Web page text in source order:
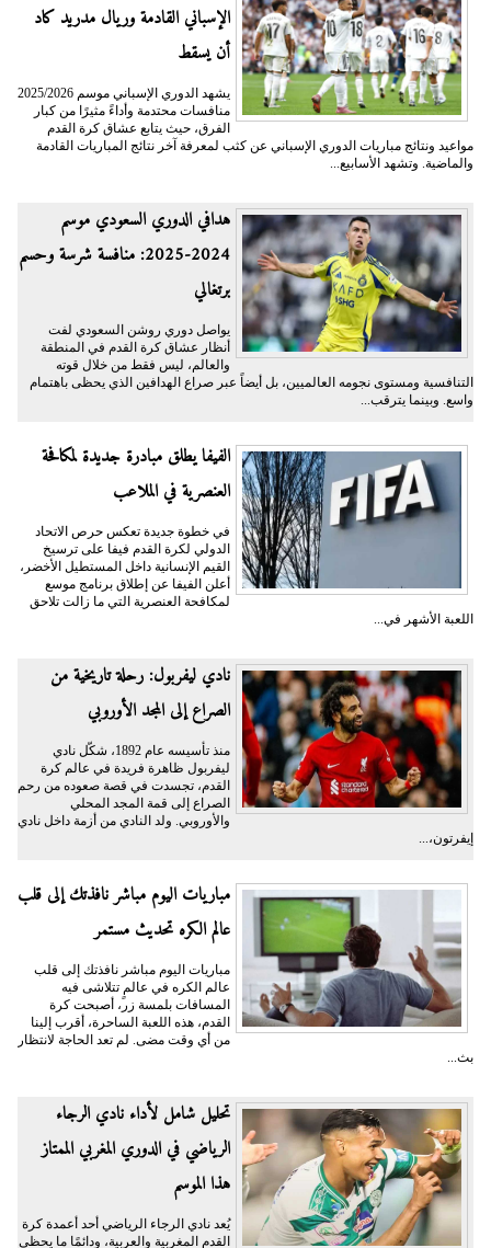
الإسباني القادمة وريال مدريد كاد
أن يسقط
يشهد الدوري الإسباني موسم 2025/2026
منافسات محتدمة وأداءً مثيرًا من كبار
الفرق، حيث يتابع عشاق كرة القدم
مواعيد ونتائج مباريات الدوري الإسباني عن كثب لمعرفة آخر نتائج المباريات القادمة
والماضية. وتشهد الأسابيع...
هدافي الدوري السعودي موسم
2024-2025: منافسة شرسة وحسم
برتغالي
يواصل دوري روشن السعودي لفت
أنظار عشاق كرة القدم في المنطقة
والعالم، ليس فقط من خلال قوته
التنافسية ومستوى نجومه العالميين، بل أيضاً عبر صراع الهدافين الذي يحظى باهتمام
واسع. وبينما يترقب...
الفيفا يطلق مبادرة جديدة لمكافحة
العنصرية في الملاعب
في خطوة جديدة تعكس حرص الاتحاد
الدولي لكرة القدم فيفا على ترسيخ
القيم الإنسانية داخل المستطيل الأخضر،
أعلن الفيفا عن إطلاق برنامج موسع
لمكافحة العنصرية التي ما زالت تلاحق
اللعبة الأشهر في...
نادي ليفربول: رحلة تاريخية من
الصراع إلى المجد الأوروبي
منذ تأسيسه عام 1892، شكّل نادي
ليفربول ظاهرة فريدة في عالم كرة
القدم، تجسدت في قصة صعوده من رحم
الصراع إلى قمة المجد المحلي
والأوروبي. ولد النادي من أزمة داخل نادي
إيفرتون،...
مباريات اليوم مباشر نافذتك إلى قلب
عالم الكره تحديث مستمر
مباريات اليوم مباشر نافذتك إلى قلب
عالم الكره في عالمٍ تتلاشى فيه
المسافات بلمسة زر، أصبحت كرة
القدم، هذه اللعبة الساحرة، أقرب إلينا
من أي وقت مضى. لم تعد الحاجة لانتظار
بث...
تحليل شامل لأداء نادي الرجاء
الرياضي في الدوري المغربي الممتاز
هذا الموسم
يُعد نادي الرجاء الرياضي أحد أعمدة كرة
القدم المغربية والعربية، ودائمًا ما يحظى